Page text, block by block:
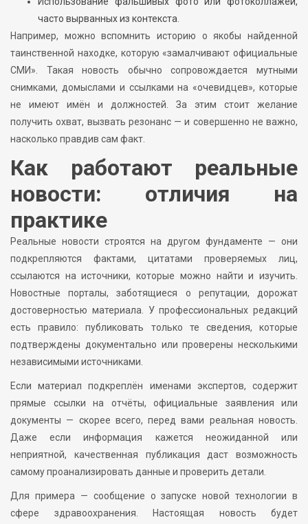
часто вырванных из контекста.
Например, можно вспомнить историю о якобы найденной
таинственной находке, которую «замалчивают официальные
СМИ». Такая новость обычно сопровождается мутными
снимками, домыслами и ссылками на «очевидцев», которые
не имеют имён и должностей. За этим стоит желание
получить охват, вызвать резонанс — и совершенно не важно,
насколько правдив сам факт.
Как работают реальные
новости: отличия на
практике
Реальные новости строятся на другом фундаменте — они
подкрепляются фактами, цитатами проверяемых лиц,
ссылаются на источники, которые можно найти и изучить.
Новостные порталы, заботящиеся о репутации, дорожат
достоверностью материала. У профессиональных редакций
есть правило: публиковать только те сведения, которые
подтверждены документально или проверены несколькими
независимыми источниками.
Если материал подкреплён именами экспертов, содержит
прямые ссылки на отчёты, официальные заявления или
документы — скорее всего, перед вами реальная новость.
Даже если информация кажется неожиданной или
неприятной, качественная публикация даст возможность
самому проанализировать данные и проверить детали.
Для примера — сообщение о запуске новой технологии в
сфере здравоохранения. Настоящая новость будет